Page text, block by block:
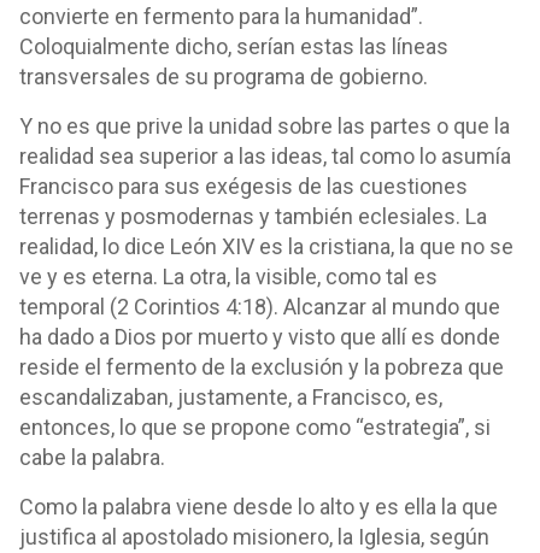
convierte en fermento para la humanidad”.
Coloquialmente dicho, serían estas las líneas
transversales de su programa de gobierno.
Y no es que prive la unidad sobre las partes o que la
realidad sea superior a las ideas, tal como lo asumía
Francisco para sus exégesis de las cuestiones
terrenas y posmodernas y también eclesiales. La
realidad, lo dice León XIV es la cristiana, la que no se
ve y es eterna. La otra, la visible, como tal es
temporal (2 Corintios 4:18). Alcanzar al mundo que
ha dado a Dios por muerto y visto que allí es donde
reside el fermento de la exclusión y la pobreza que
escandalizaban, justamente, a Francisco, es,
entonces, lo que se propone como “estrategia”, si
cabe la palabra.
Como la palabra viene desde lo alto y es ella la que
justifica al apostolado misionero, la Iglesia, según